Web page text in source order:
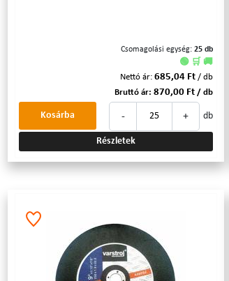
Csomagolási egység: 25 db
🟢 🛒 🚚
Nettó ár: 685,04 Ft / db
Bruttó ár: 870,00 Ft / db
- + db
Kosárba
Részletek